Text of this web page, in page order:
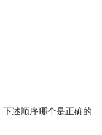
述顺序哪个是正确的